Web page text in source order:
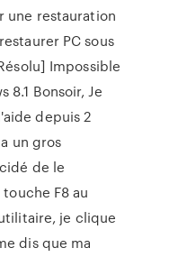
une restauration
PC sous
Impossible
8.1 Bonsoir, Je
depuis 2
un gros
de le
F8 au
je clique
dis que ma